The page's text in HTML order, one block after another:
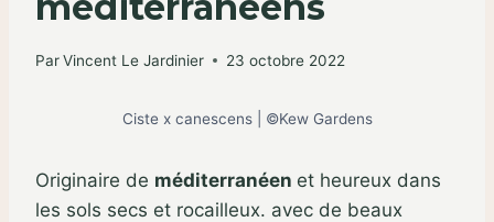
ParVincent Le Jardinier 23 octobre 2022
Ciste x canescens | ©Kew Gardens
Originaire de méditerranéen et heureux dans
les sols secs et rocailleux. avec de beaux